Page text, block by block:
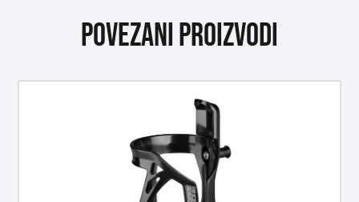
Povezani proizvodi